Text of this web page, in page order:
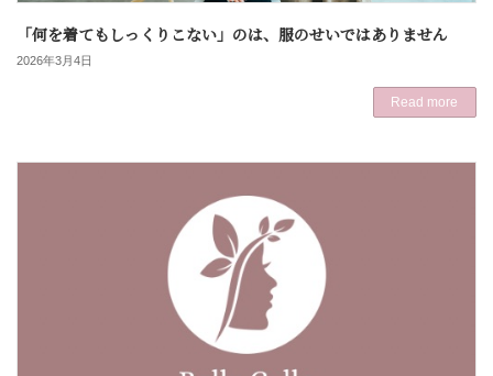
「何を着てもしっくりこない」のは、服のせいではありません
2026年3月4日
Read more